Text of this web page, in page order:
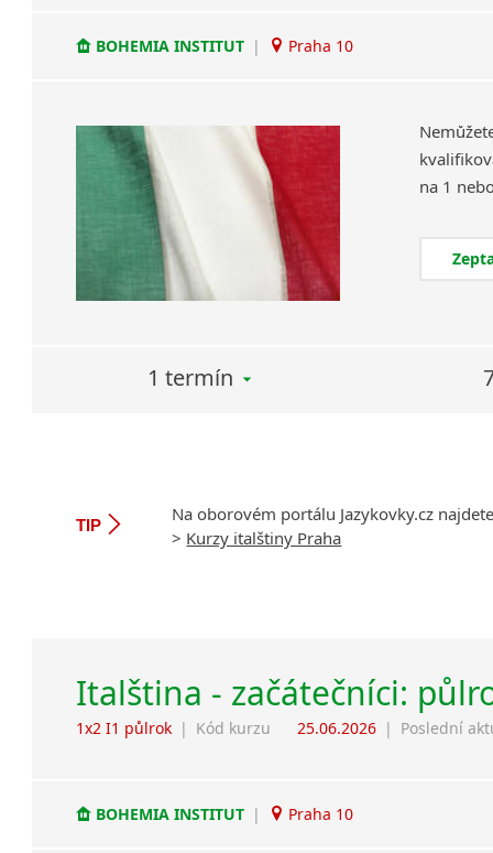
BOHEMIA INSTITUT | Praha 10
1 termín
TIP
Na oborovém portálu Jazykovky.cz
> Kurzy italštiny Praha
Italština - začátečníci:
1x2 I1 půlrok | Kód kurzu 25.06.2026 | Poslední
BOHEMIA INSTITUT | Praha 10